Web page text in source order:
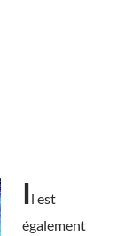
Il est
également